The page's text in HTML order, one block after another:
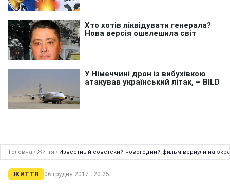
Головна › Життя › Известный советский новогодний фильм вернули на
ЖИТТЯ 06 грудня 2017 · 20:25